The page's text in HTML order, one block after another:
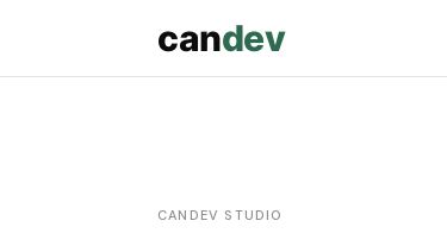
candev
CANDEV STUDIO